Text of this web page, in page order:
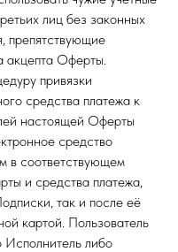
лиц без законных
препятствующие
акцепта Оферты.
привязки
средства платежа к
настоящей Оферты
средство
в соответствующем
и средства платежа,
так и после её
картой. Пользователь
Исполнитель либо